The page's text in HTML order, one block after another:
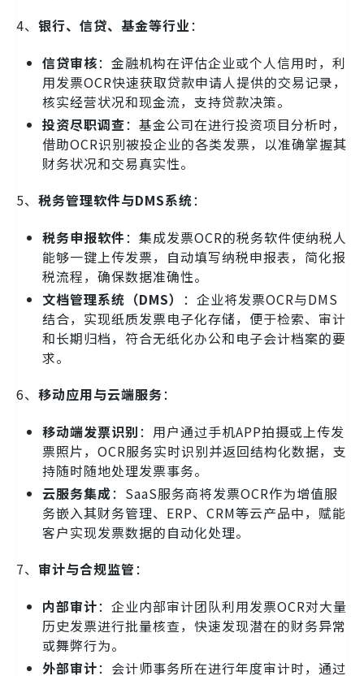
4、 银行、信贷、基金等行业：
信贷审核：金融机构在评估企业或个人信用时，利
用发票OCR快速获取贷款申请人提供的交易记录，
核实经营状况和现金流，支持贷款决策。
投资尽职调查：基金公司在进行投资项目分析时，
借助OCR识别被投企业的各类发票，以准确掌握其
财务状况和交易真实性。
5、 税务管理软件与DMS系统：
税务申报软件：集成发票OCR的税务软件使纳税人
能够一键上传发票，自动填写纳税申报表，简化报
税流程，确保数据准确性。
文档管理系统（DMS） ：企业将发票OCR与DMS
结合，实现纸质发票电子化存储，便于检索、审计
和长期归档，符合无纸化办公和电子会计档案的要
求。
6、 移动应用与云端服务：
移动端发票识别：用户通过手机APP拍摄或上传发
票照片，OCR服务实时识别并返回结构化数据，支
持随时随地处理发票事务。
云服务集成：SaaS服务商将发票OCR作为增值服
务嵌入其财务管理、ERP、CRM等云产品中，赋能
客户实现发票数据的自动化处理。
7、 审计与合规监管：
内部审计：企业内部审计团队利用发票OCR对大量
历史发票进行批量核查，快速发现潜在的财务异常
或舞弊行为。
外部审计：会计师事务所在进行年度审计时，通过